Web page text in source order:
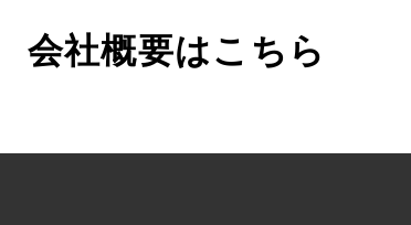
会社概要はこちら